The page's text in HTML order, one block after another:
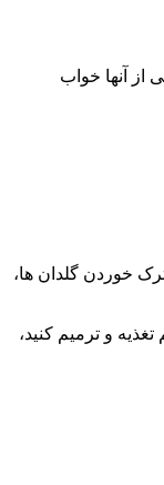
از آنها خواب
خوردن گلدان ها،
و ترمیم کنید،